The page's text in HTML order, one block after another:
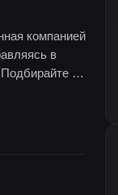
компанией
в
風
усиливают
как
с другом